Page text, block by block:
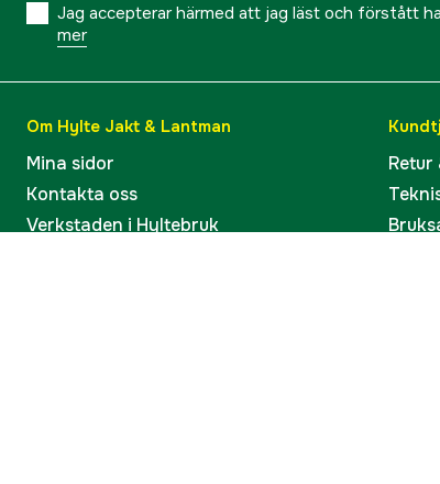
Jag accepterar härmed att jag läst och förstått
mer
Om Hylte Jakt & Lantman
Mina sidor
Kontakta oss
Verkstaden i Hyltebruk
Retur